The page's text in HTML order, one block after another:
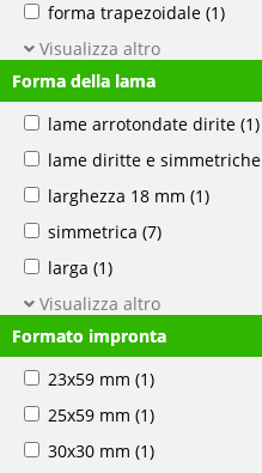
forma trapezoidale (1)
Visualizza altro
Forma della lama
lame arrotondate dirite (1)
lame diritte e simmetriche
larghezza 18 mm (1)
simmetrica (7)
larga (1)
Visualizza altro
Formato impronta
23x59 mm (1)
25x59 mm (1)
30x30 mm (1)